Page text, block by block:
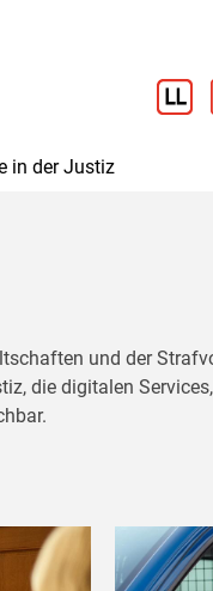
in der Justiz
und der
die digitalen